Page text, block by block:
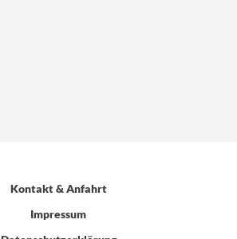
Kontakt & Anfahrt
Impressum